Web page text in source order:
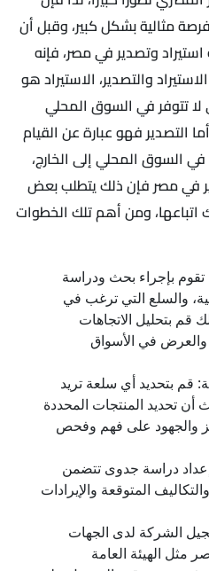
مثالية بشكل كبير، وقبل أن
وتصدير في مصر، فإنه
والتصدير، الاستيراد هو
تتوفر في السوق المحلي
التصدير فهو عبارة عن القيام
في السوق المحلي إلى الخارج،
في مصر فإن ذلك يتطلب بعض
اتباعها، ومن أهم تلك الخطوات
بإجراء بحث ودراسة
والسلع التي ترغب في
قم بتحليل الاتجاهات
والعرض في الأسواق
قم بتحديد أي سلعة تريد
أن تحديد المنتجات المحددة
والجهود على فهم وفحص
دراسة جدوى تتضمن
المتوقعة والإيرادات
الشركة لدى الجهات
مثل الهيئة العامة